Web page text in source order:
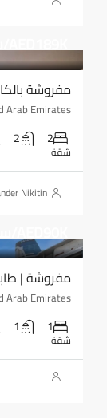
AED189K/سنويا
مفروشة
2
2
شقة
Nikitin
AED90K/سنويا
مفروشة |
1
1
شقة